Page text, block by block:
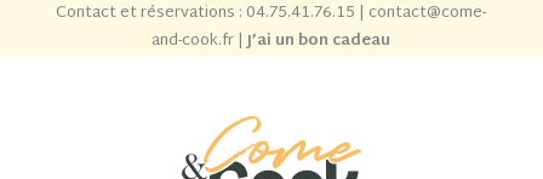
Contact et réservations : 04.75.41.76.15 | contact@come-
and-cook.fr|J’ai un bon cadeau